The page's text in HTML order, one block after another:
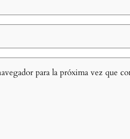
para la próxima vez que